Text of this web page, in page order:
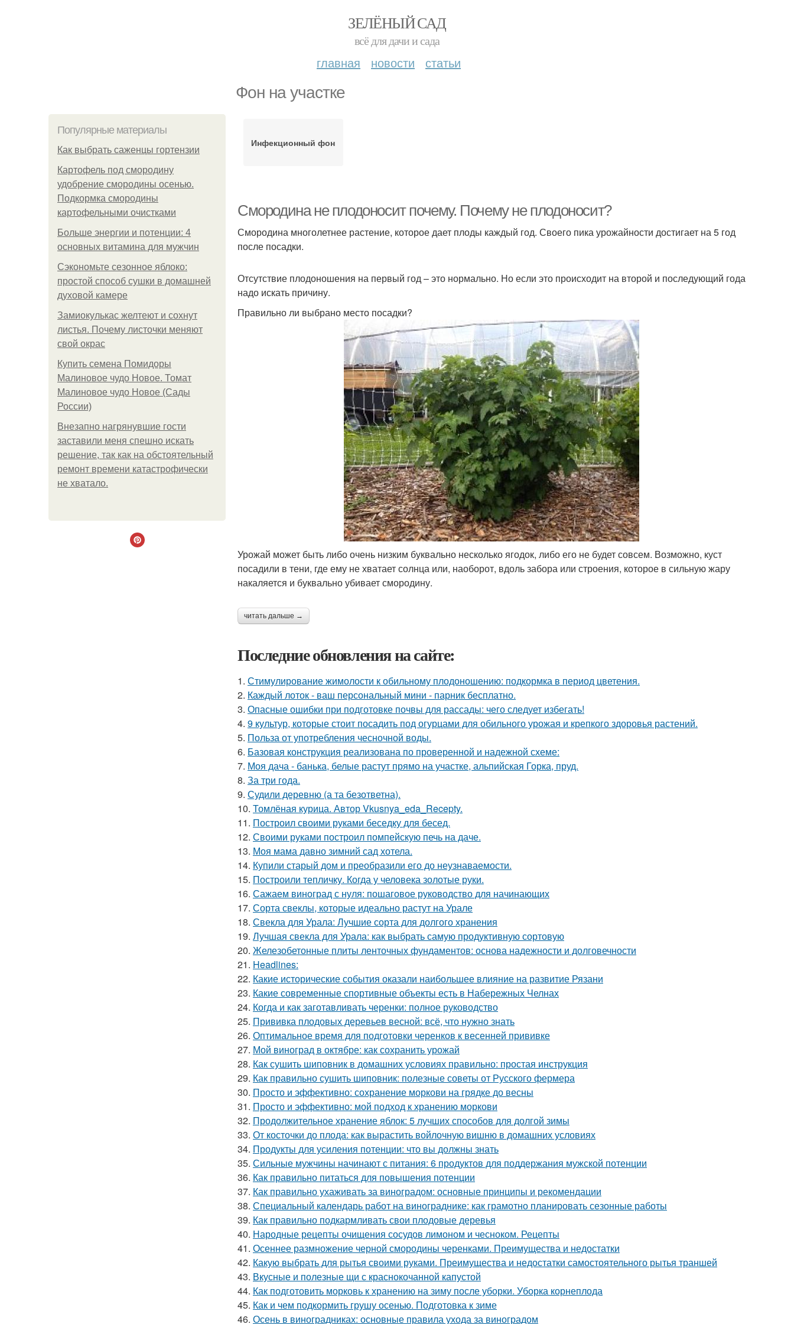
ЗЕЛЁНЫЙ САД
всё для дачи и сада
главная новости статьи
Фон на участке
Популярные материалы
Как выбрать саженцы гортензии
Картофель под смородину
удобрение смородины осенью.
Подкормка смородины
картофельными очистками
Больше энергии и потенции: 4
основных витамина для мужчин
Сэкономьте сезонное яблоко:
простой способ сушки в домашней
духовой камере
Замиокулькас желтеют и сохнут
листья. Почему листочки меняют
свой окрас
Купить семена Помидоры
Малиновое чудо Новое. Томат
Малиновое чудо Новое (Сады
России)
Внезапно нагрянувшие гости
заставили меня спешно искать
решение, так как на обстоятельный
ремонт времени катастрофически
не хватало.
Инфекционный фон
Смородина не плодоносит почему. Почему не плодоносит?
Смородина многолетнее растение, которое дает плоды каждый год. Своего пика урожайности достигает на 5 год
после посадки.
Отсутствие плодоношения на первый год – это нормально. Но если это происходит на второй и последующий года
надо искать причину.
Правильно ли выбрано место посадки?
Урожай может быть либо очень низким буквально несколько ягодок, либо его не будет совсем. Возможно, куст
посадили в тени, где ему не хватает солнца или, наоборот, вдоль забора или строения, которое в сильную жару
накаляется и буквально убивает смородину.
читать дальше →
Последние обновления на сайте:
1. Стимулирование жимолости к обильному плодоношению: подкормка в период цветения.
2. Каждый лоток - ваш персональный мини - парник бесплатно.
3. Опасные ошибки при подготовке почвы для рассады: чего следует избегать!
4. 9 культур, которые стоит посадить под огурцами для обильного урожая и крепкого здоровья растений.
5. Польза от употребления чесночной воды.
6. Базовая конструкция реализована по проверенной и надежной схеме:
7. Моя дача - банька, белые растут прямо на участке, альпийская Горка, пруд.
8. За три года.
9. Судили деревню (а та безответна).
10. Томлёная курица. Автор Vkusnya_eda_Recepty.
11. Построил своими руками беседку для бесед.
12. Своими руками построил помпейскую печь на даче.
13. Моя мама давно зимний сад хотела.
14. Купили старый дом и преобразили его до неузнаваемости.
15. Построили тепличку. Когда у человека золотые руки.
16. Сажаем виноград с нуля: пошаговое руководство для начинающих
17. Сорта свеклы, которые идеально растут на Урале
18. Свекла для Урала: Лучшие сорта для долгого хранения
19. Лучшая свекла для Урала: как выбрать самую продуктивную сортовую
20. Железобетонные плиты ленточных фундаментов: основа надежности и долговечности
21. Headlines:
22. Какие исторические события оказали наибольшее влияние на развитие Рязани
23. Какие современные спортивные объекты есть в Набережных Челнах
24. Когда и как заготавливать черенки: полное руководство
25. Прививка плодовых деревьев весной: всё, что нужно знать
26. Оптимальное время для подготовки черенков к весенней прививке
27. Мой виноград в октябре: как сохранить урожай
28. Как сушить шиповник в домашних условиях правильно: простая инструкция
29. Как правильно сушить шиповник: полезные советы от Русского фермера
30. Просто и эффективно: сохранение моркови на грядке до весны
31. Просто и эффективно: мой подход к хранению моркови
32. Продолжительное хранение яблок: 5 лучших способов для долгой зимы
33. От косточки до плода: как вырастить войлочную вишню в домашних условиях
34. Продукты для усиления потенции: что вы должны знать
35. Сильные мужчины начинают с питания: 6 продуктов для поддержания мужской потенции
36. Как правильно питаться для повышения потенции
37. Как правильно ухаживать за виноградом: основные принципы и рекомендации
38. Специальный календарь работ на винограднике: как грамотно планировать сезонные работы
39. Как правильно подкармливать свои плодовые деревья
40. Народные рецепты очищения сосудов лимоном и чесноком. Рецепты
41. Осеннее размножение черной смородины черенками. Преимущества и недостатки
42. Какую выбрать для рытья своими руками. Преимущества и недостатки самостоятельного рытья траншей
43. Вкусные и полезные щи с краснокочанной капустой
44. Как подготовить морковь к хранению на зиму после уборки. Уборка корнеплода
45. Как и чем подкормить грушу осенью. Подготовка к зиме
46. Осень в виноградниках: основные правила ухода за виноградом